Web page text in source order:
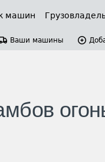
машин
Ваши машины